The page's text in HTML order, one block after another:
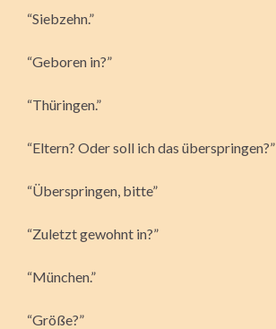
“Siebzehn.”
“Geboren in?”
“Thüringen.”
“Eltern? Oder soll ich das überspringen?”
“Überspringen, bitte”
“Zuletzt gewohnt in?”
“München.”
“Größe?”